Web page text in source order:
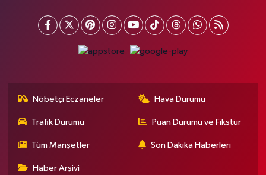
Nöbetçi Eczaneler Hava Durumu
Trafik Durumu Puan Durumu ve Fikstür
Tüm Manşetler Son Dakika Haberleri
Haber Arşivi